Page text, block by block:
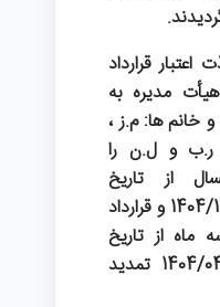
قرارداد
هیأت مدیره به
و خانم ها: م.ز ،
ر.ب و ل.ن را
از تاریخ
1404/01/01 لغایت 1404/12/29 و قرارداد
از تاریخ
1404/01/01 لغایت 1404/04/01 تمدید